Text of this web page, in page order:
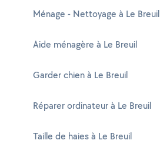
Ménage - Nettoyage à Le Breuil
Aide ménagère à Le Breuil
Garder chien à Le Breuil
Réparer ordinateur à Le Breuil
Taille de haies à Le Breuil